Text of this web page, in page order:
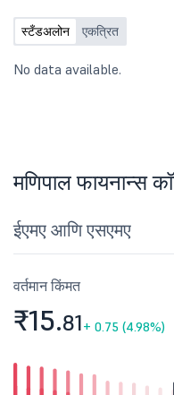
स्टँडअलोन एकत्रित
No data available.
मणिपाल फायनान्स
ईएमए आणि एसएमए
वर्तमान किंमत
₹15.81+ 0.75 (4.98%)